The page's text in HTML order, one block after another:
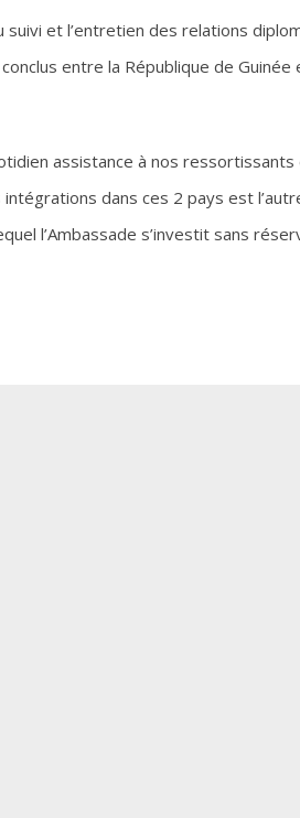
suivi et l’entretien des relations
entre la République de
assistance à nos
dans ces 2 pays est
l’Ambassade s’investit sans